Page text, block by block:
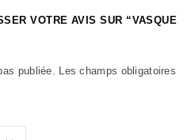
VOTRE AVIS SUR “VASQUE
publiée. Les champs obligatoires